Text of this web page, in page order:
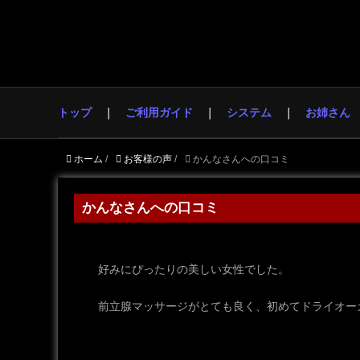
トップ ご利用ガイド システム お姉さん
ホーム / お客様の声 / かんなさんへの口コミ
かんなさんへの口コミ
好みにぴったりの美しい女性でした。
前立腺マッサージがとても良く、初めてドライオー